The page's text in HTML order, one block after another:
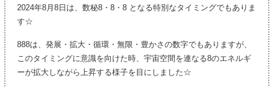
2024年8月8日は、数秘8・8・8 となる特別なタイミングでもありま
す☆
888は、発展・拡大・循環・無限・豊かさの数字でもありますが、
このタイミングに意識を向けた時、宇宙空間を連なる8のエネルギ
ーが拡大しながら上昇する様子を目にしました☆